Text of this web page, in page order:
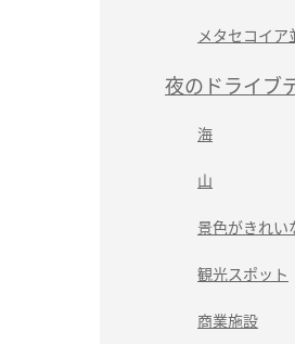
メタセコイア
夜のドライブ
海
山
景色がきれい
観光スポット
商業施設